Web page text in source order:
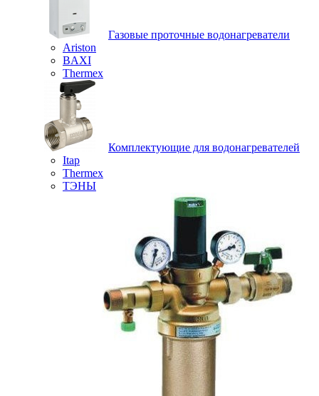
Газовые проточные водонагреватели
Ariston
BAXI
Thermex
Комплектующие для водонагревателей
Itap
Thermex
ТЭНЫ